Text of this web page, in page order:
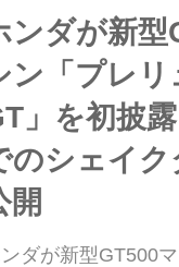
ンダが新型
ン「プレリ
」を初披
のシェイク
開
ダが新型GT500